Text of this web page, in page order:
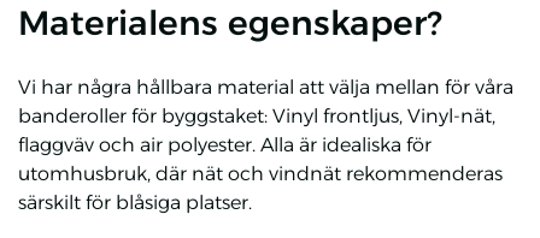
Materialens egenskaper?
Vi har några hållbara material att välja mellan för våra
banderoller för byggstaket: Vinyl frontljus, Vinyl-nät,
flaggväv och air polyester. Alla är idealiska för
utomhusbruk, där nät och vindnät rekommenderas
särskilt för blåsiga platser.